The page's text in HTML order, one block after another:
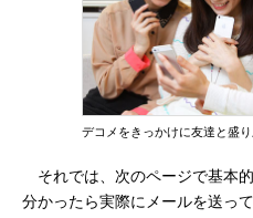
デコメをきっかけに友達と盛り
それでは、次のページで基本
分かったら実際にメールを送っ